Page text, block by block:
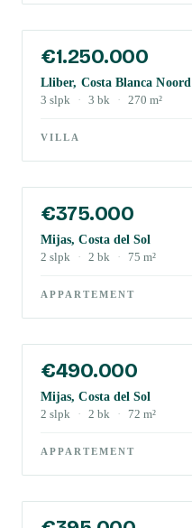
€1.250.000
Lliber, Costa Blanca Noord
3 slpk · 3 bk · 270 m²
VILLA
€375.000
Mijas, Costa del Sol
2 slpk · 2 bk · 75 m²
APPARTEMENT
€490.000
Mijas, Costa del Sol
2 slpk · 2 bk · 72 m²
APPARTEMENT